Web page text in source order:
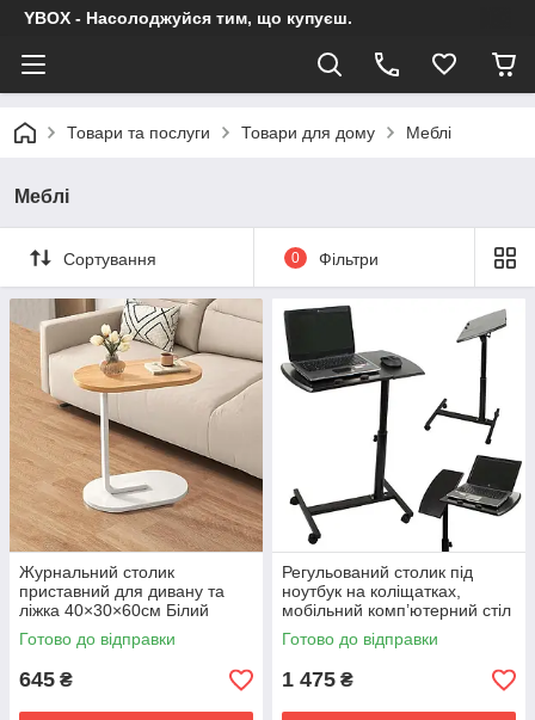
YBOX - Насолоджуйся тим, що купуєш.
Товари та послуги Товари для дому Меблі
Меблі
Сортування 0 Фільтри
Журнальний столик
приставний для дивану та
ліжка 40×30×60см Білий
Готово до відправки
645 ₴
Регульований столик під
ноутбук на коліщатках,
мобільний комп’ютерний стіл
35х60см - Чорний
Готово до відправки
1 475 ₴